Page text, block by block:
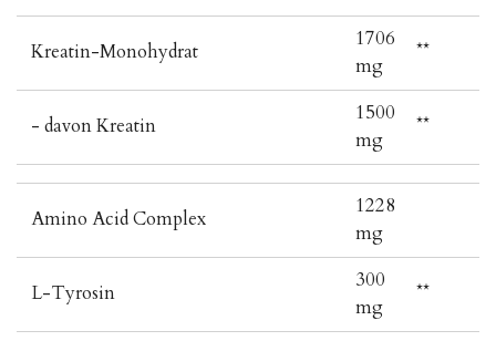
Kreatin-Monohydrat
1706
mg
**
- davon Kreatin
1500
mg
**
Amino Acid Complex
1228
mg
L-Tyrosin
300
mg
**